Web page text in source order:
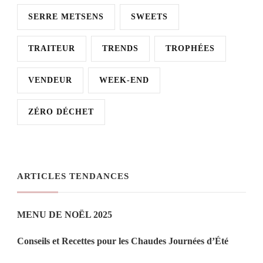
SERRE METSENS SWEETS
TRAITEUR TRENDS TROPHÉES
VENDEUR WEEK-END
ZÉRO DÉCHET
ARTICLES TENDANCES
MENU DE NOËL 2025
Conseils et Recettes pour les Chaudes Journées d’Été